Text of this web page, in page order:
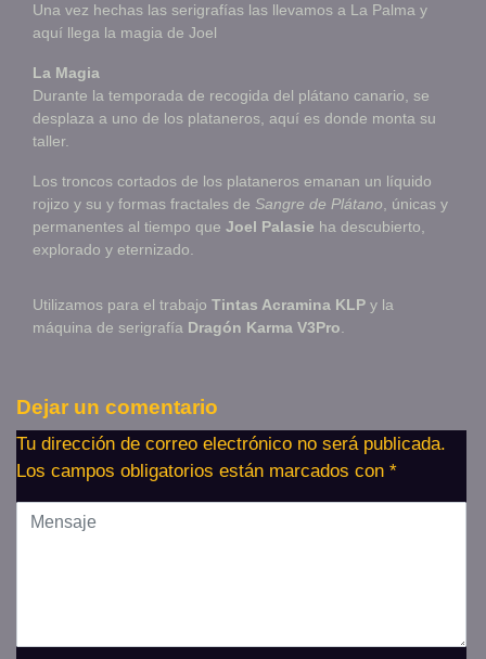
Una vez hechas las serigrafías las llevamos a La Palma y
aquí llega la magia de Joel
La Magia
Durante la temporada de recogida del plátano canario, se
desplaza a uno de los plataneros, aquí es donde monta su
taller.
Los troncos cortados de los plataneros emanan un líquido
rojizo y su y formas fractales de Sangre de Plátano , únicas y
permanentes al tiempo que Joel Palasie ha descubierto,
explorado y eternizado.
Utilizamos para el trabajo Tintas Acramina KLP y la
máquina de serigrafía Dragón Karma V3Pro
Dejar un comentario
Tu dirección de correo electrónico no será publicada.
Los campos obligatorios están marcados con *